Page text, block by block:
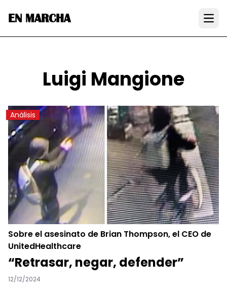
EN MARCHA
Luigi Mangione
Análisis
Sobre el asesinato de Brian Thompson, el CEO de
UnitedHealthcare
“Retrasar, negar, defender”
12/12/2024